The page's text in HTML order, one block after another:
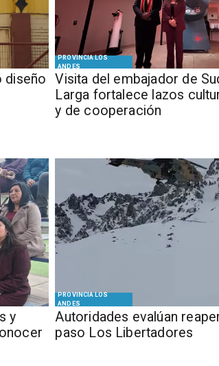
diseño
PROVINCIA LOS
ANDES
​Visita del embajador de
Larga fortalece lazos
y de cooperación
y
PROVINCIA LOS
ANDES
​​Autoridades evalúan
paso Los Libertadores